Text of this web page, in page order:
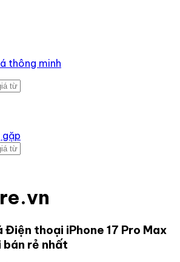
thông minh
gặp
Điện thoại iPhone 17 Pro Max
bán rẻ nhất